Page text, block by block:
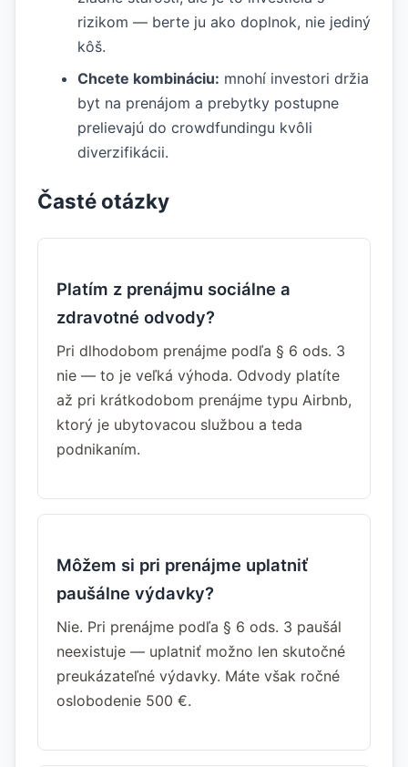
rizikom — berte ju ako doplnok, nie jediný
kôš.
Chcete kombináciu: mnohí investori držia
byt na prenájom a prebytky postupne
prelievajú do crowdfundingu kvôli
diverzifikácii.
Časté otázky
Platím z prenájmu sociálne a
zdravotné odvody?
Pri dlhodobom prenájme podľa § 6 ods. 3
nie — to je veľká výhoda. Odvody platíte
až pri krátkodobom prenájme typu Airbnb,
ktorý je ubytovacou službou a teda
podnikaním.
Môžem si pri prenájme uplatniť
paušálne výdavky?
Nie. Pri prenájme podľa § 6 ods. 3 paušál
neexistuje — uplatniť možno len skutočné
preukázateľné výdavky. Máte však ročné
oslobodenie 500 €.